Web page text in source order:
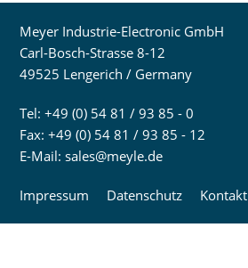
Meyer Industrie-Electronic GmbH
Carl-Bosch-Strasse 8-12
49525 Lengerich / Germany
Tel: +49 (0) 54 81 / 93 85 - 0
Fax: +49 (0) 54 81 / 93 85 - 12
E-Mail:sales@meyle.de
Impressum Datenschutz Kontakt